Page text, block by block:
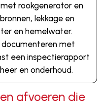
met rookgenerator en
lekkage en
en hemelwater.
documenteren met
een inspectierapport
en onderhoud.
afvoeren die